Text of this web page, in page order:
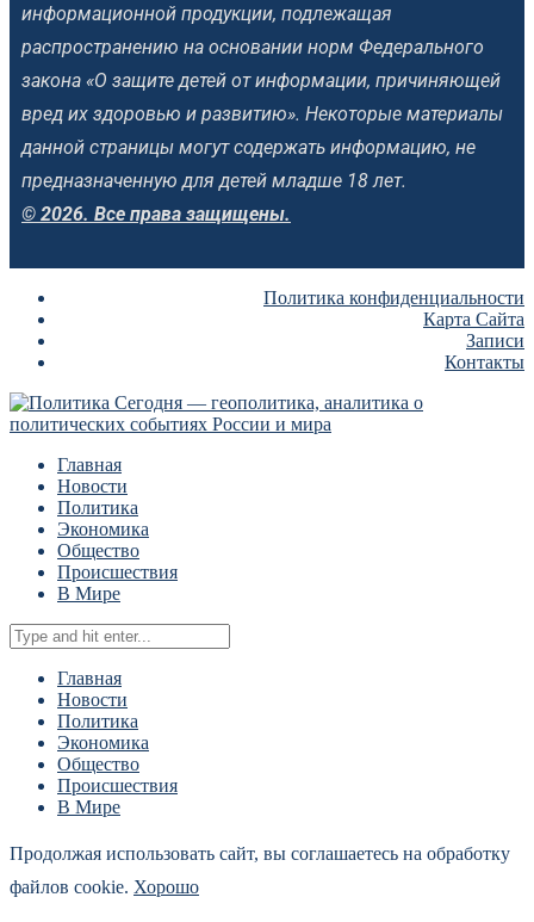
информационной продукции, подлежащая
распространению на основании норм Федерального
закона «О защите детей от информации, причиняющей
вред их здоровью и развитию». Некоторые материалы
данной страницы могут содержать информацию, не
предназначенную для детей младше 18 лет.
© 2026. Все права защищены.
Политика конфиденциальности
Карта Сайта
Записи
Контакты
Главная
Новости
Политика
Экономика
Общество
Происшествия
В Мире
Главная
Новости
Политика
Экономика
Общество
Происшествия
В Мире
Продолжая использовать сайт, вы соглашаетесь на обработку
файлов cookie. Хорошо